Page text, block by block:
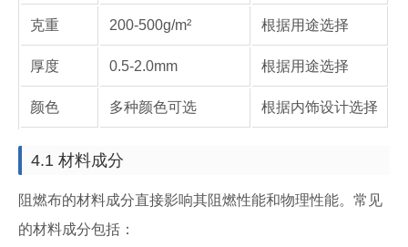
克重 200-500g/m² 根据用途选择
厚度 0.5-2.0mm 根据用途选择
颜色 多种颜色可选 根据内饰设计选择
4.1 材料成分
阻燃布的材料成分直接影响其阻燃性能和物理性能。常见
的材料成分包括：